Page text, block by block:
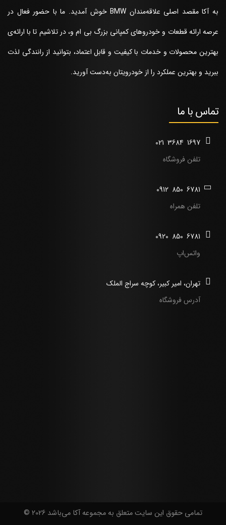
به آکا مقصد اصلی علاقه‌مندان BMW خوش آمدید. ما با حضور فعال در
عرصه ارائه قطعات و خودروهای کمپانی بزرگ بی ام و، در تلاشیم تا با ارائه‌ی
بهترین محصولات و خدمات با کیفیت و قابل اعتماد، بتوانید از رانندگی لذت
ببرید و بهترین عملکرد را از خودرویتان به‌دست آورید.
تماس با ما
021 3684 1697
تلفن فروشگاه
0912 850 6781
تلفن همراه
0920 850 6781
واتس‌اپ
تهران، امیر کبیر، کوچه سراج الملک
آدرس فروشگاه
تمامی حقوق این سایت متعلق به مجموعه آکا می‌باشد 2026 ©